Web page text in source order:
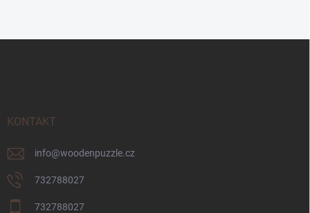
KONTAKT
info@woodenpuzzle.cz
732788027
732788027